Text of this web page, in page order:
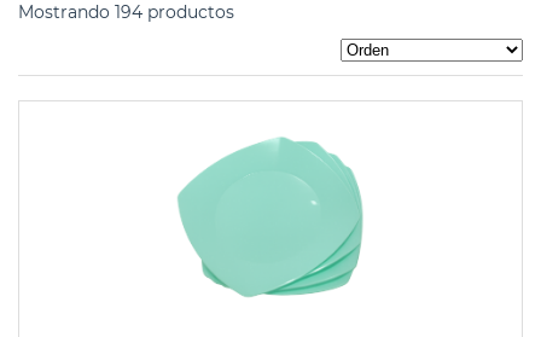
Mostrando 194 productos